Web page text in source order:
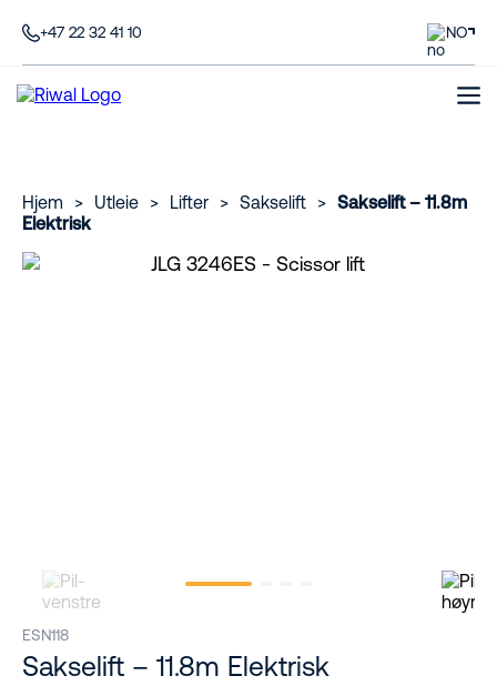
+47 22 32 41 10 NO
Hjem > Utleie > Lifter > Sakselift > Sakselift – 11.8m
Elektrisk
ESN118
Sakselift – 11.8m Elektrisk